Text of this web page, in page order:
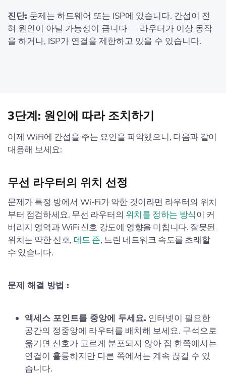
진단: 문제는 하드웨어 또는 ISP에 있습니다. 간섭이 전
혀 원인이 아닐 가능성이 큽니다 — 라우터가 이상 동작
을 하거나, ISP가 연결을 제한하고 있을 수 있습니다.
3단계: 원인에 따라 조치하기
이제 WiFi에 간섭을 주는 요인을 파악했으니, 다음과 같이
대응해 보세요:
무선 라우터의 위치 선정
문제가 특정 방에서 Wi-Fi가 약한 것이라면 라우터의 위치
부터 점검하세요. 무선 라우터의 위치를 정하는 방식이 커
버리지 영역과 WiFi 신호 강도에 영향을 미칩니다. 잘못된
위치는 약한 신호, 데드 존, 느린 네트워크 속도를 초래할
수 있습니다.
문제 해결 방법 :
액세스 포인트를 중앙에 두세요. 인터넷이 필요한
공간의 정중앙에 라우터를 배치해 보세요. 구석으로
옮기면 신호가 고르게 분포되지 않아 집 한쪽에서는
연결이 훌륭하지만 다른 쪽에서는 계속 끊길 수 있
습니다.